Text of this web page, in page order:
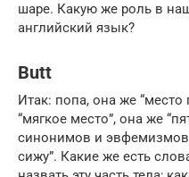
шаре. Какую же роль в
английский язык?
Butt
Итак: попа, она же
“мягкое место”, она же
синонимов и эвфемизмов,
сижу”. Какие же есть